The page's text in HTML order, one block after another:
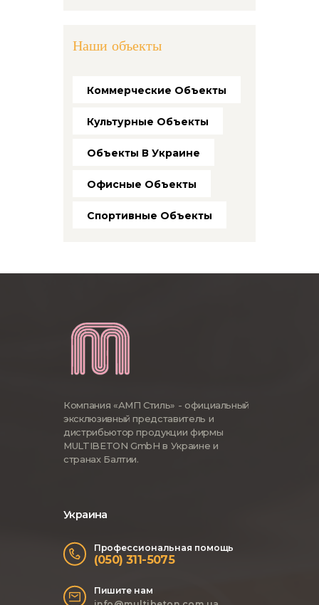
Наши объекты
Коммерческие Объекты
Культурные Объекты
Объекты В Украине
Офисные Объекты
Спортивные Объекты
Компания «АМП Стиль» - официальный
эксклюзивный представитель и
дистрибьютор продукции фирмы
MULTIBETON GmbH в Украине и
странах Балтии.
Украина
Профессиональная помощь
(050) 311-5075
Пишите нам